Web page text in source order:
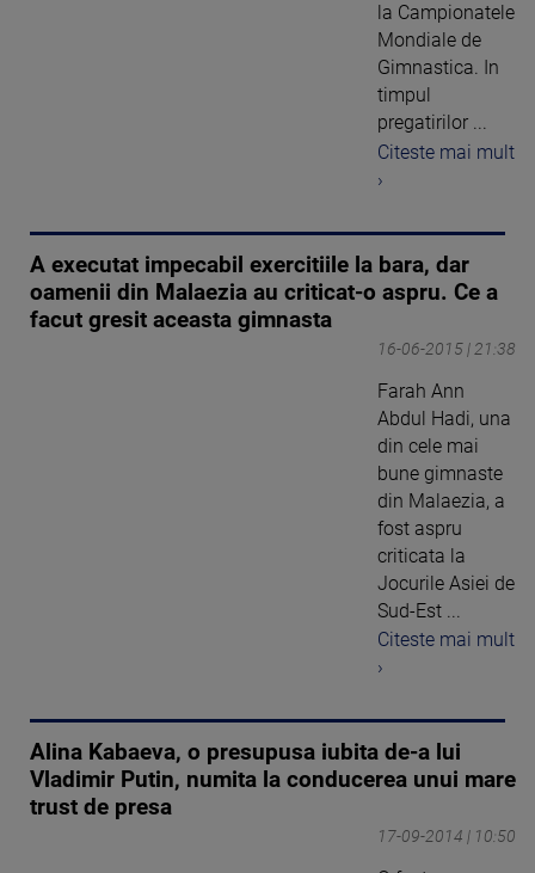
la Campionatele
Mondiale de
Gimnastica. In
timpul
pregatirilor ...
Citeste mai mult
›
A executat impecabil exercitiile la bara, dar
oamenii din Malaezia au criticat-o aspru. Ce a
facut gresit aceasta gimnasta
16-06-2015 | 21:38
Farah Ann
Abdul Hadi, una
din cele mai
bune gimnaste
din Malaezia, a
fost aspru
criticata la
Jocurile Asiei de
Sud-Est ...
Citeste mai mult
›
Alina Kabaeva, o presupusa iubita de-a lui
Vladimir Putin, numita la conducerea unui mare
trust de presa
17-09-2014 | 10:50